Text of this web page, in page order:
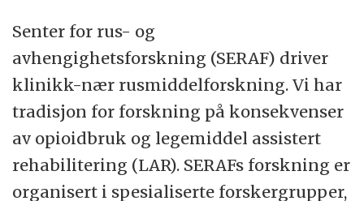
forskning i Norge, og har høy undervisnings-
og forskningsaktivitet. Arbeidsfeltet er
bredt, og instituttet preges av solid faglig
kompetanse, mangfoldighet og
kompleksitet. Institutt for klinisk medisin er
UiOs største institutt med i underkant av
900 medarbeidere, ca. 380
Senter for rus- og
avhengighetsforskning (SERAF) driver
klinikk-nær rusmiddelforskning. Vi har
tradisjon for forskning på konsekvenser
av opioidbruk og legemiddel assistert
rehabilitering (LAR). SERAFs forskning er
organisert i spesialiserte forskergrupper,